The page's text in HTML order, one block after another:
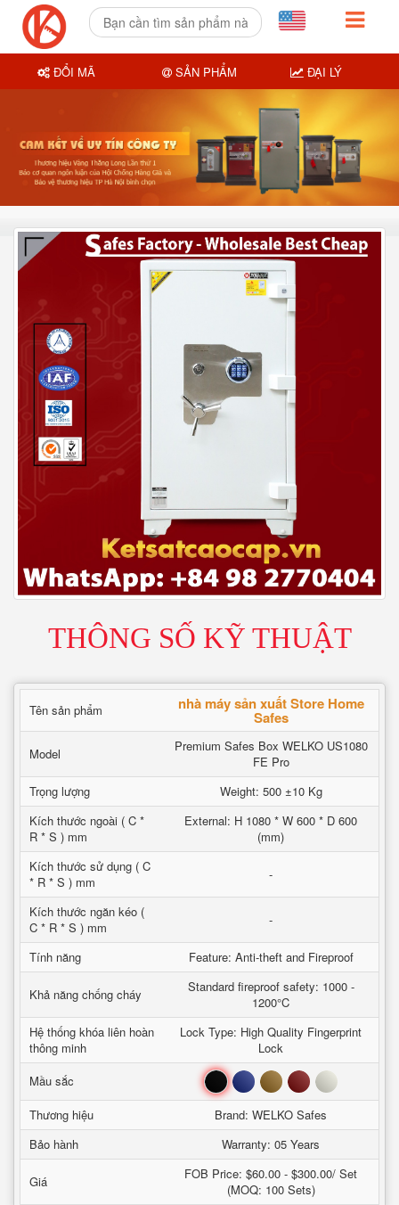
THÔNG SỐ KỸ THUẬT
Tên sản phẩm nhà máy sản xuất Store Home
Safes
Model
Premium Safes Box WELKO US1080
FE Pro
Trọng lượng
Weight: 500 ±10 Kg
Kích thước ngoài ( C *
R * S ) mm
External: H 1080 * W 600 * D 600
(mm)
Kích thước sử dụng ( C
* R * S ) mm
-
Kích thước ngăn kéo (
C * R * S ) mm
-
Tính năng Feature: Anti-theft and Fireproof
Khả năng chống cháy
Standard fireproof safety: 1000 -
1200°C
Hệ thống khóa liên hoàn
thông minh
Lock Type: High Quality Fingerprint
Lock
Mầu sắc
Đen Xanh Nâu Đỏ Trắng
Thương hiệu
Brand: WELKO Safes
Bảo hành
Warranty: 05 Years
Giá
FOB Price: $60.00 - $300.00/ Set
(MOQ: 100 Sets)
ĐỔI MÃ SẢN PHẨM ĐẠI LÝ